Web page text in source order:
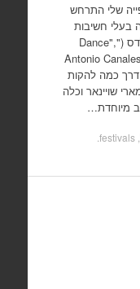
שלי התרחש
במה בעלי חשיבות
היסטורית כמו 'דאנס' של לוסינדה צ'יילדס ("Dance",
Lucinda Childs), או אנטוניו קנאלס ( Antonio Canales
כמה להקות
שויינאר וכלה
מיוחדת…
.